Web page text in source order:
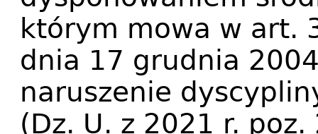
którym mowa w art.
dnia 17 grudnia
naruszenie
(Dz. U. z 2021 r.